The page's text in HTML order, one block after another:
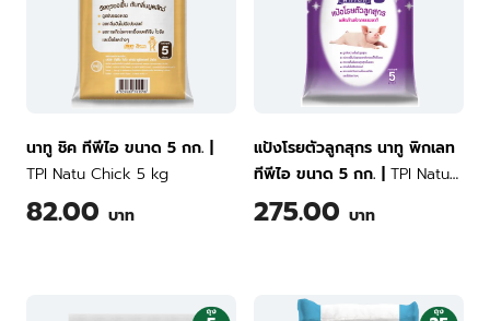
นาทู ชิค ทีพีไอ ขนาด 5 กก.
TPI Natu Chick 5 kg
82.00 บาท
แป้งโรยตัวลูกสุกร นาทู พิกเลท
ทีพีไอ ขนาด 5 กก.
TPI Natu
Piglet Powder 5 kg
275.00 บาท